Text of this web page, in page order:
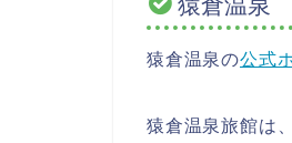
猿倉温泉
猿倉温泉の公式
猿倉温泉旅館は